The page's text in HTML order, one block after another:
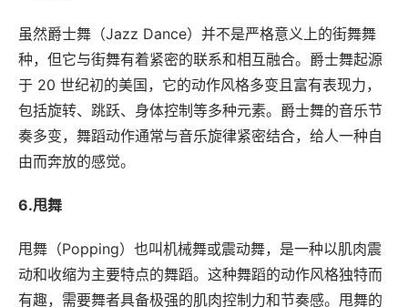
虽然爵士舞（Jazz Dance）并不是严格意义上的街舞舞
种，但它与街舞有着紧密的联系和相互融合。爵士舞起源
于 20 世纪初的美国，它的动作风格多变且富有表现力，
包括旋转、跳跃、身体控制等多种元素。爵士舞的音乐节
奏多变，舞蹈动作通常与音乐旋律紧密结合，给人一种自
由而奔放的感觉。
6.甩舞
甩舞（Popping）也叫机械舞或震动舞，是一种以肌肉震
动和收缩为主要特点的舞蹈。这种舞蹈的动作风格独特而
有趣，需要舞者具备极强的肌肉控制力和节奏感。甩舞的